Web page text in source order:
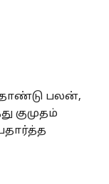
பலன்,
குமுதம்